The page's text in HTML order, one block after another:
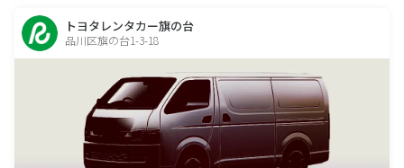
トヨタレンタカー旗の台
品川区旗の台1-3-18